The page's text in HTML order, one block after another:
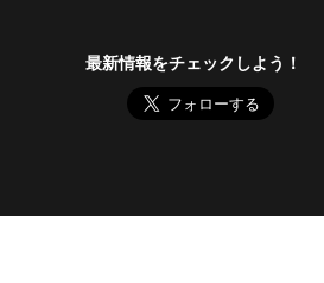
最新情報をチェックしよう！